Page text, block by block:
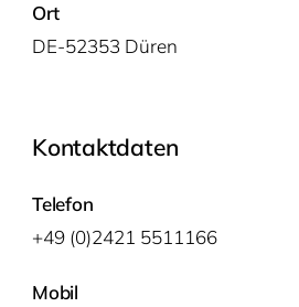
Ort
DE-52353 Düren
Kontaktdaten
Telefon
+49 (0)2421 5511166
Mobil